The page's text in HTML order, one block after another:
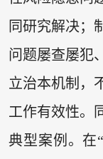
同研究解决；
问题屡查屡犯
立治本机制，
工作有效性。
典型案例。在